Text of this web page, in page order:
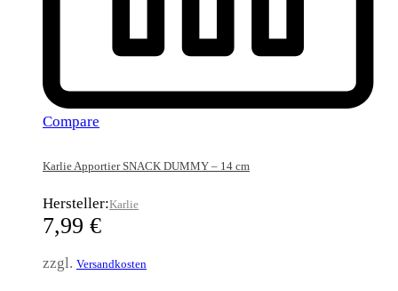
Compare
Karlie Apportier SNACK DUMMY – 14 cm
Hersteller:Karlie
7,99 €
zzgl. Versandkosten